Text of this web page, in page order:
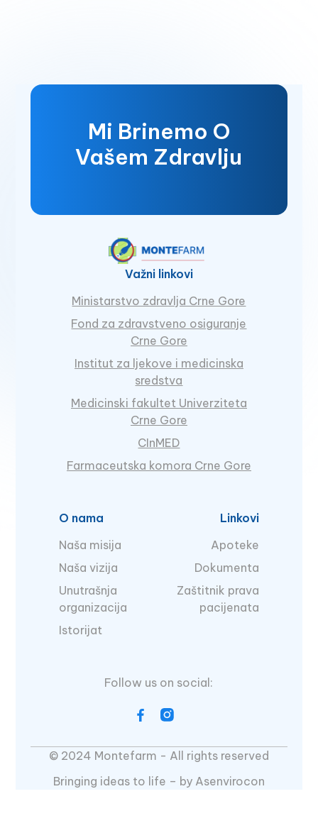
Mi Brinemo O
Vašem Zdravlju
Važni linkovi
Ministarstvo zdravlja Crne Gore
Fond za zdravstveno osiguranje
Crne Gore
Institut za ljekove i medicinska
sredstva
Medicinski fakultet Univerziteta
Crne Gore
CInMED
Farmaceutska komora Crne Gore
O nama
Naša misija
Naša vizija
Unutrašnja
organizacija
Istorijat
Linkovi
Apoteke
Dokumenta
Zaštitnik prava
pacijenata
Follow us on social:
© 2024 Montefarm - All rights reserved
Bringing ideas to life – by Asenvirocon